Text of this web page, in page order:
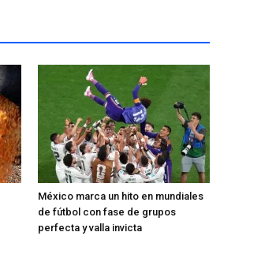
México marca un hito en mundiales
de fútbol con fase de grupos
perfecta y valla invicta